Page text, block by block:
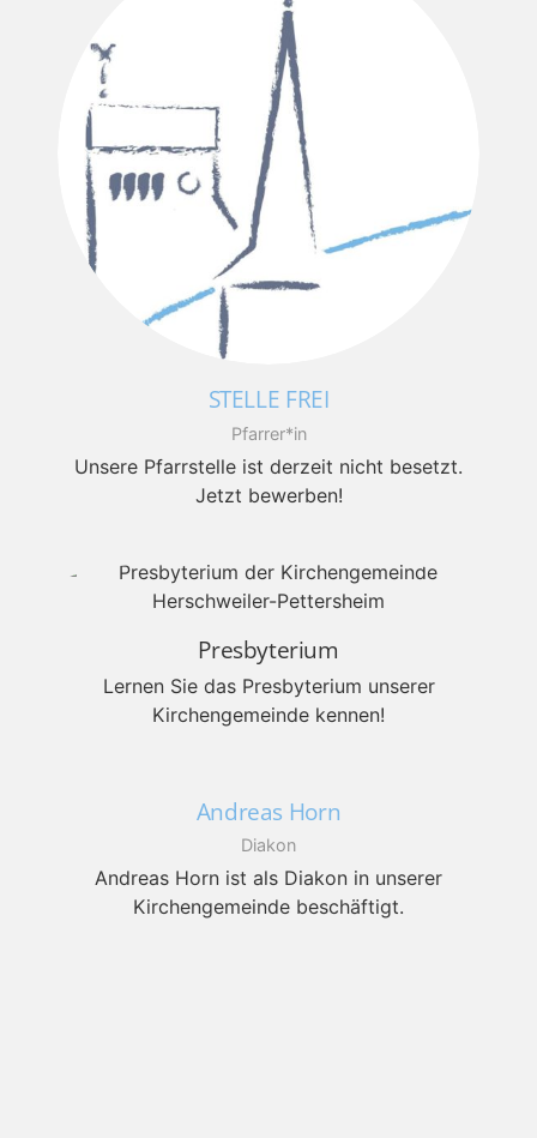
STELLE FREI
Pfarrer*in
Unsere Pfarrstelle ist derzeit nicht besetzt.
Jetzt bewerben!
Presbyterium
Lernen Sie das Presbyterium unserer
Kirchengemeinde kennen!
Andreas Horn
Diakon
Andreas Horn ist als Diakon in unserer
Kirchengemeinde beschäftigt.